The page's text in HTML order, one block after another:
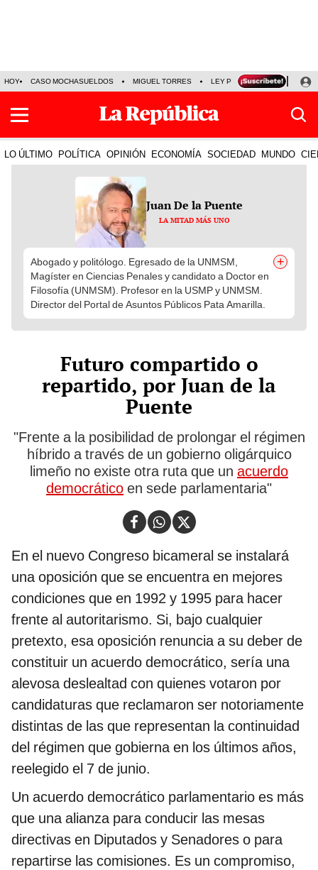
HOY CASO MOCHASUELDOS MIGUEL TORRES LEY PULPÍN PRECIO DEL
LO ÚLTIMO POLÍTICA OPINIÓN ECONOMÍA SOCIEDAD MUNDO
Juan De la Puente
LA MITAD MÁS UNO
Abogado y politólogo. Egresado de la UNMSM,
Magíster en Ciencias Penales y candidato a Doctor en
Filosofía (UNMSM). Profesor en la USMP y UNMSM.
Director del Portal de Asuntos Públicos Pata Amarilla.
+
Futuro compartido o
repartido, por Juan de la
Puente
"Frente a la posibilidad de prolongar el régimen
híbrido a través de un gobierno oligárquico
limeño no existe otra ruta que un acuerdo
democrático en sede parlamentaria"
En el nuevo Congreso bicameral se instalará
una oposición que se encuentra en mejores
condiciones que en 1992 y 1995 para hacer
frente al autoritarismo. Si, bajo cualquier
pretexto, esa oposición renuncia a su deber de
constituir un acuerdo democrático, sería una
alevosa deslealtad con quienes votaron por
candidaturas que reclamaron ser notoriamente
distintas de las que representan la continuidad
del régimen que gobierna en los últimos años,
reelegido el 7 de junio.
Un acuerdo democrático parlamentario es más
que una alianza para conducir las mesas
directivas en Diputados y Senadores o para
repartirse las comisiones. Es un compromiso,